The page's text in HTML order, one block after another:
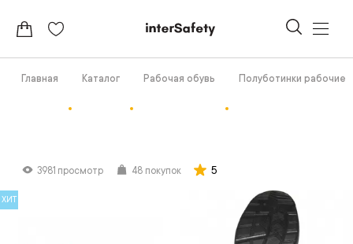
Главная Каталог Рабочая обувь Полуботинки рабочие
3981 просмотр 48 покупок 5
ХИТ